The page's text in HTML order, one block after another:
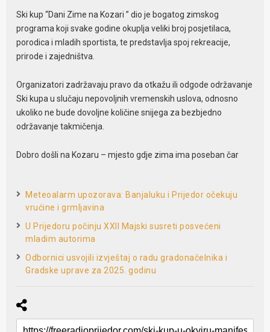
Ski kup “Dani Zime na Kozari ” dio je bogatog zimskog
programa koji svake godine okuplja veliki broj posjetilaca,
porodica i mladih sportista, te predstavlja spoj rekreacije,
prirode i zajedništva.
Organizatori zadržavaju pravo da otkažu ili odgode održavanje
Ski kupa u slučaju nepovoljnih vremenskih uslova, odnosno
ukoliko ne bude dovoljne količine snijega za bezbjedno
održavanje takmičenja.
Dobro došli na Kozaru – mjesto gdje zima ima poseban čar
Meteoalarm upozorava: Banjaluku i Prijedor očekuju
vrućine i grmljavina
U Prijedoru počinju XXII Majski susreti posvećeni
mladim autorima
Odbornici usvojili izvještaj o radu gradonačelnika i
Gradske uprave za 2025. godinu